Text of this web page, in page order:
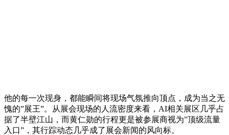
他的每一次现身，都能瞬间将现场气氛推向顶点，成为当之无
愧的”展王”。从展会现场的人流密度来看，AI相关展区几乎占
据了半壁江山，而黄仁勋的行程更是被参展商视为”顶级流量
入口”，其行踪动态几乎成了展会新闻的风向标。